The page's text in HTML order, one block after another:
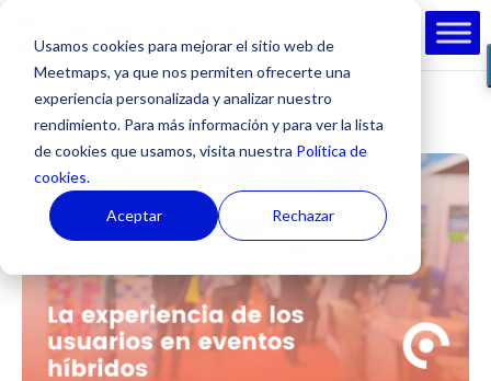
Usamos cookies para mejorar el sitio web de
Meetmaps, ya que nos permiten ofrecerte una
experiencia personalizada y analizar nuestro
rendimiento. Para más información y para ver la lista
de cookies que usamos, visita nuestra Política de
cookies.
Aceptar Rechazar